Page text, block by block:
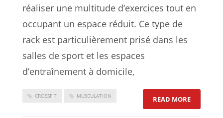
réaliser une multitude d’exercices tout en
occupant un espace réduit. Ce type de
rack est particulièrement prisé dans les
salles de sport et les espaces
d’entraînement à domicile,
CROSSFIT MUSCULATION READ MORE: